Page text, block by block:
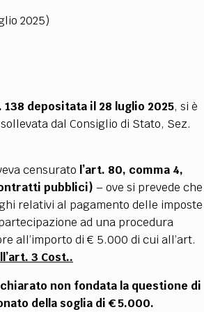
2025)
138 depositata il 28 luglio 2025, si è
dal Consiglio di Stato, Sez.
censurato l’art. 80, comma 4,
pubblici) – ove si prevede che
relativi al pagamento delle imposte
ad una procedura
all’importo di € 5.000 di cui all’art.
3 Cost..
non fondata la questione di
della soglia di € 5.000.